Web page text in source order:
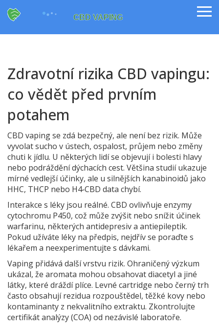
Zdravotní rizika CBD vapingu:
co vědět před prvním
potahem
CBD vaping se zdá bezpečný, ale není bez rizik. Může
vyvolat sucho v ústech, ospalost, průjem nebo změny
chuti k jídlu. U některých lidí se objevují i bolesti hlavy
nebo podráždění dýchacích cest. Většina studií ukazuje
mírné vedlejší účinky, ale u silnějších kanabinoidů jako
HHC, THCP nebo H4‑CBD data chybí.
Interakce s léky jsou reálné. CBD ovlivňuje enzymy
cytochromu P450, což může zvýšit nebo snížit účinek
warfarinu, některých antidepresiv a antiepileptik.
Pokud užíváte léky na předpis, nejdřív se poraďte s
lékařem a neexperimentujte s dávkami.
Vaping přidává další vrstvu rizik. Ohraničený výzkum
ukázal, že aromata mohou obsahovat diacetyl a jiné
látky, které dráždí plíce. Levné cartridge nebo černý trh
často obsahují rezidua rozpouštědel, těžké kovy nebo
kontaminanty z nekvalitního extraktu. Zkontrolujte
certifikát analýzy (COA) od nezávislé laboratoře.